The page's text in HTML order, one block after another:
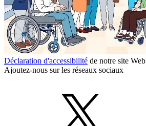
Déclaration d'accessibilité de notre site Web
Ajoutez-nous sur les réseaux sociaux